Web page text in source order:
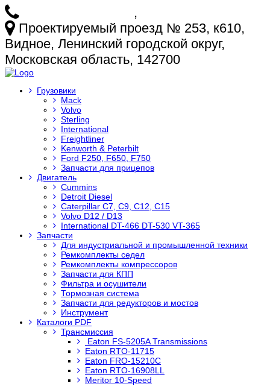
,
Проектируемый проезд № 253, к610,
Видное, Ленинский городской округ,
Московская область, 142700
Грузовики
Mack
Volvo
Sterling
International
Freightliner
Kenworth & Peterbilt
Ford F250, F650, F750
Запчасти для прицепов
Двигатель
Cummins
Detroit Diesel
Caterpillar C7, C9, C12, C15
Volvo D12 / D13
International DT-466 DT-530 VT-365
Запчасти
Для индустриальной и промышленной техники
Ремкомплекты седел
Ремкомплекты компрессоров
Запчасти для КПП
Фильтра и осушители
Тормозная система
Запчасти для редукторов и мостов
Инструмент
Каталоги PDF
Трансмиссия
Eaton FS-5205A Transmissions
Eaton RTO-11715
Eaton FRO-15210C
Eaton RTO-16908LL
Meritor 10-Speed